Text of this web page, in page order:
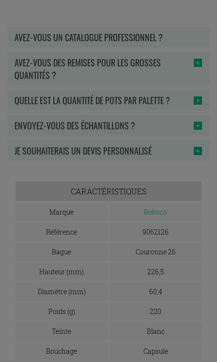
AVEZ-VOUS UN CATALOGUE PROFESSIONNEL ?
AVEZ-VOUS DES REMISES POUR LES GROSSES
QUANTITÉS ?
QUELLE EST LA QUANTITÉ DE POTS PAR PALETTE ?
ENVOYEZ-VOUS DES ÉCHANTILLONS ?
JE SOUHAITERAIS UN DEVIS PERSONNALISÉ
CARACTÉRISTIQUES
Marque Boboco
Référence 9062126
Bague Couronne 26
Hauteur (mm) 226,5
Diamètre (mm) 60,4
Poids (g) 220
Teinte Blanc
Bouchage Capsule